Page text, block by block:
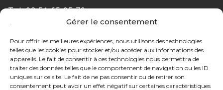
Gérer le consentement
Pour offrir les meilleures expériences, nous utilisons des technologies
telles que les cookies pour stocker et/ou accéder aux informations des
appareils. Le fait de consentir à ces technologies nous permettra de
traiter des données telles que le comportement de navigation ou les ID
uniques sur ce site. Le fait de ne pas consentir ou de retirer son
consentement peut avoir un effet négatif sur certaines caractéristiques
Tel: 02 51 65 05 79
Email:
info@cogelec.fr
ADDRESSES
COGELEC MORTAGNE
ZI de Maunit - 370 rue de Maunit,